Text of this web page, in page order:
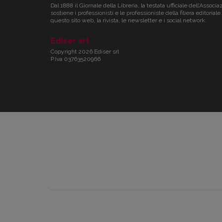
Dal 1888 il Giornale della Libreria, la testata ufficiale
sostiene i professionisti e le professioniste della filiera
questo sito web, la rivista, le newsletter e i social network.
Ediser srl
Copyright 2026 Ediser srl
P.Iva 03763520966